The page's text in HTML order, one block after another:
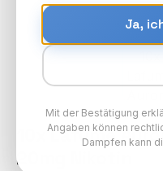
10x Lafume
20mg Nikotin
Ja,
Mit der Bestätigung
Angaben können
Dampfen kann